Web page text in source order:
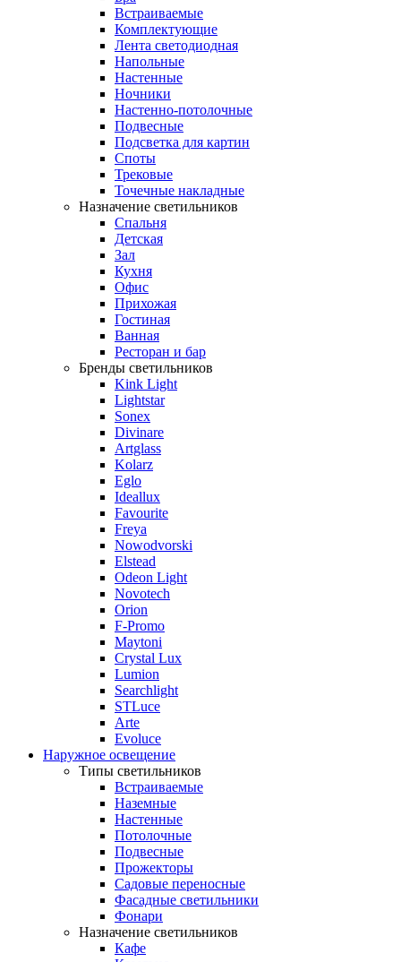
Встраиваемые
Комплектующие
Лента светодиодная
Напольные
Настенные
Ночники
Настенно-потолочные
Подвесные
Подсветка для картин
Споты
Трековые
Точечные накладные
Назначение светильников
Спальня
Детская
Зал
Кухня
Офис
Прихожая
Гостиная
Ванная
Ресторан и бар
Бренды светильников
Kink Light
Lightstar
Sonex
Divinare
Artglass
Kolarz
Eglo
Ideallux
Favourite
Freya
Nowodvorski
Elstead
Odeon Light
Novotech
Orion
F-Promo
Maytoni
Crystal Lux
Lumion
Searchlight
STLuce
Arte
Evoluce
Наружное освещение
Типы светильников
Встраиваемые
Наземные
Настенные
Потолочные
Подвесные
Прожекторы
Садовые переносные
Фасадные светильники
Фонари
Назначение светильников
Кафе